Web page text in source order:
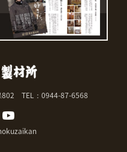
TEL：0944-87-6568